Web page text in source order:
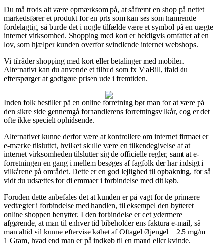
Du må trods alt være opmærksom på, at såfremt en shop på nettet
markedsfører et produkt for en pris som kan ses som hamrende
fordelagtig, så burde det i nogle tilfælde være et symbol på en uægte
internet virksomhed. Shopping med kort er heldigvis omfattet af en
lov, som hjælper kunden overfor svindlende internet webshops.
Vi tilråder shopping med kort eller betalinger med mobilen.
Alternativt kan du anvende et tilbud som fx ViaBill, ifald du
efterspørger at godtgøre prisen ude i fremtiden.
Inden folk bestiller på en online forretning bør man for at være på
den sikre side gennemgå forhandlerens forretningsvilkår, dog er det
ofte ikke specielt ophidsende.
Alternativet kunne derfor være at kontrollere om internet firmaet er
e-mærke tilsluttet, hvilket skulle være en tilkendegivelse af at
internet virksomheden tilslutter sig de officielle regler, samt at e-
forretningen en gang i mellem besøges af fagfolk der har indsigt i
vilkårene på området. Dette er en god lejlighed til opbakning, for så
vidt du udsættes for dilemmaer i forbindelse med dit køb.
Foruden dette anbefales det at kunden er på vagt for de primære
vedtægter i forbindelse med handlen, til eksempel den bytteret
online shoppen benytter. I den forbindelse er det ydermere
afgørende, at man til enhver tid bibeholder ens faktura e-mail, så
man altid vil kunne eftervise købet af Oftagel Øjengel – 2.5 mg/m –
1 Gram, hvad end man er på indkøb til en mand eller kvinde.